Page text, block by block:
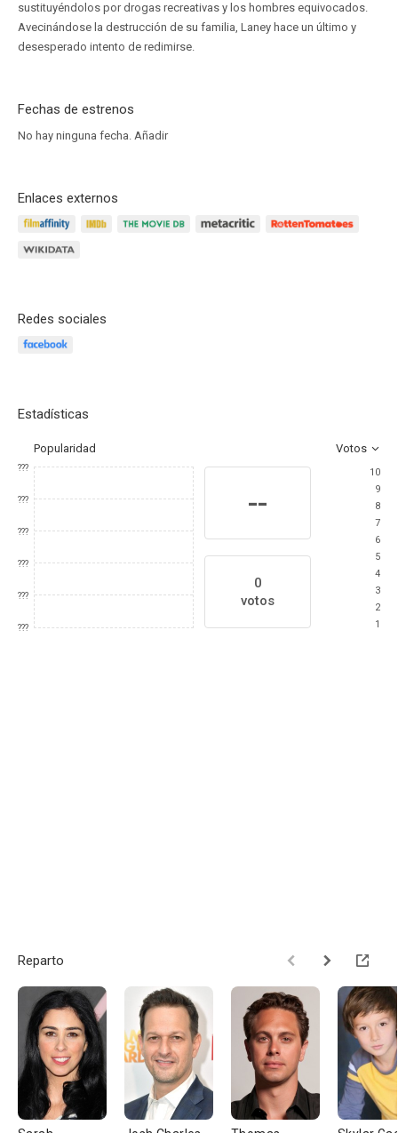
sustituyéndolos por drogas recreativas y los hombres equivocados.
Avecinándose la destrucción de su familia, Laney hace un último y
desesperado intento de redimirse.
Fechas de estrenos
No hay ninguna fecha. Añadir
Enlaces externos
Redes sociales
Estadísticas
Popularidad Votos
???
???
???
???
???
???
--
0
votos
10
9
8
7
6
5
4
3
2
1
Reparto